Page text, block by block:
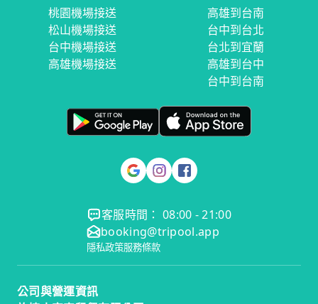
桃園機場接送
松山機場接送
台中機場接送
高雄機場接送
高雄到台南
台中到台北
台北到宜蘭
高雄到台中
台中到台南
客服時間： 08:00 - 21:00
booking@tripool.app
隱私政策服務條款
公司與營運資訊